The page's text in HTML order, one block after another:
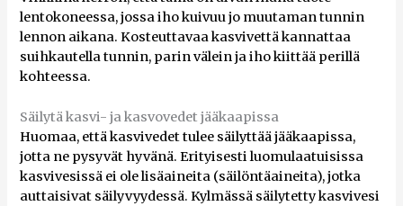
lentokoneessa, jossa iho kuivuu jo muutaman tunnin
lennon aikana. Kosteuttavaa kasvivettä kannattaa
suihkautella tunnin, parin välein ja iho kiittää perillä
kohteessa.
Säilytä kasvi- ja kasvovedet jääkaapissa
Huomaa, että kasvivedet tulee säilyttää jääkaapissa,
jotta ne pysyvät hyvänä. Erityisesti luomulaatuisissa
kasvivesissä ei ole lisäaineita (säilöntäaineita), jotka
auttaisivat säilyvyydessä. Kylmässä säilytetty kasvivesi